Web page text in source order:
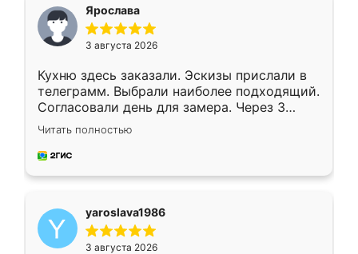
Ярослава
3 августа 2026
Кухню здесь заказали. Эскизы прислали в
телеграмм. Выбрали наиболее подходящий.
Согласовали день для замера. Через 3
недели кухня была уже готова. Остались
довольны работой. Спасибо Ренессанс
мебель за качественную работу!
Читать полностью
yaroslava1986
3 августа 2026